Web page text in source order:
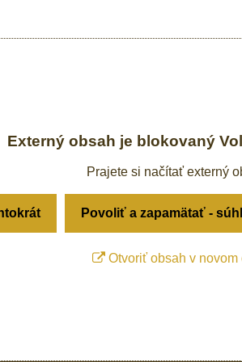
Externý obsah je blokovaný
Prajete si načítať externý
Povoliť a zapamätať -
Otvoriť obsah v novom